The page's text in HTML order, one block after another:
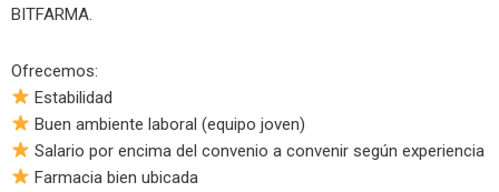
BITFARMA.
Ofrecemos:
Estabilidad
Buen ambiente laboral (equipo joven)
Salario por encima del convenio a convenir según experiencia
Farmacia bien ubicada